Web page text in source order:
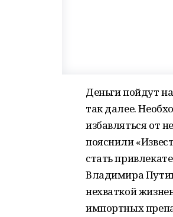
Деньги пойдут
так далее.
избавляться от
пояснили
стать
Владимира
нехваткой
импортных